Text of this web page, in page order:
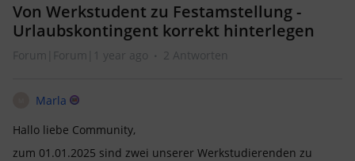
Von Werkstudent zu Festamstellung -
Urlaubskontingent korrekt hinterlegen
Forum|Forum|1 year ago 2 Antworten
Marla
Hallo liebe Community,
zum 01.01.2025 sind zwei unserer Werkstudierenden zu